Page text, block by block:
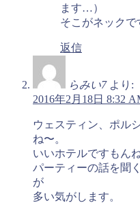
ます…）
そこがネックで
返信
らみい7 より:
2016年2月18日 8:32
ウェスティン、ポル
ね〜。
いいホテルですもん
パーティーの話を聞
が
多い気がします。